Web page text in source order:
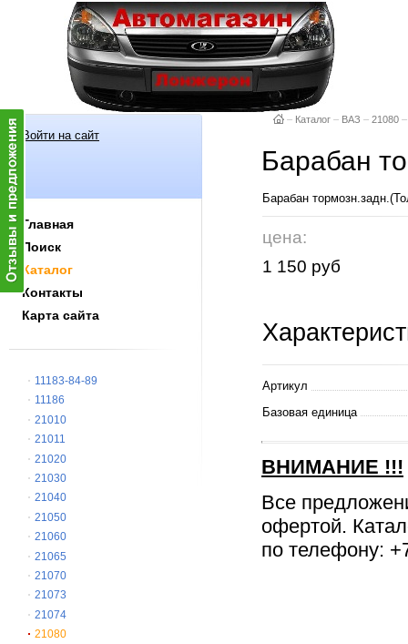
Войти на сайт
Главная
Поиск
Каталог
Контакты
Карта сайта
11183-84-89
11186
21010
21011
21020
21030
21040
21050
21060
21065
21070
21073
21074
21080
– Каталог – ВАЗ – 21080 –
Барабан
Барабан
цена:
1 150 руб
Артикул
Базовая единица
ВНИМАНИЕ !!!
Все
офертой.
по телефону: